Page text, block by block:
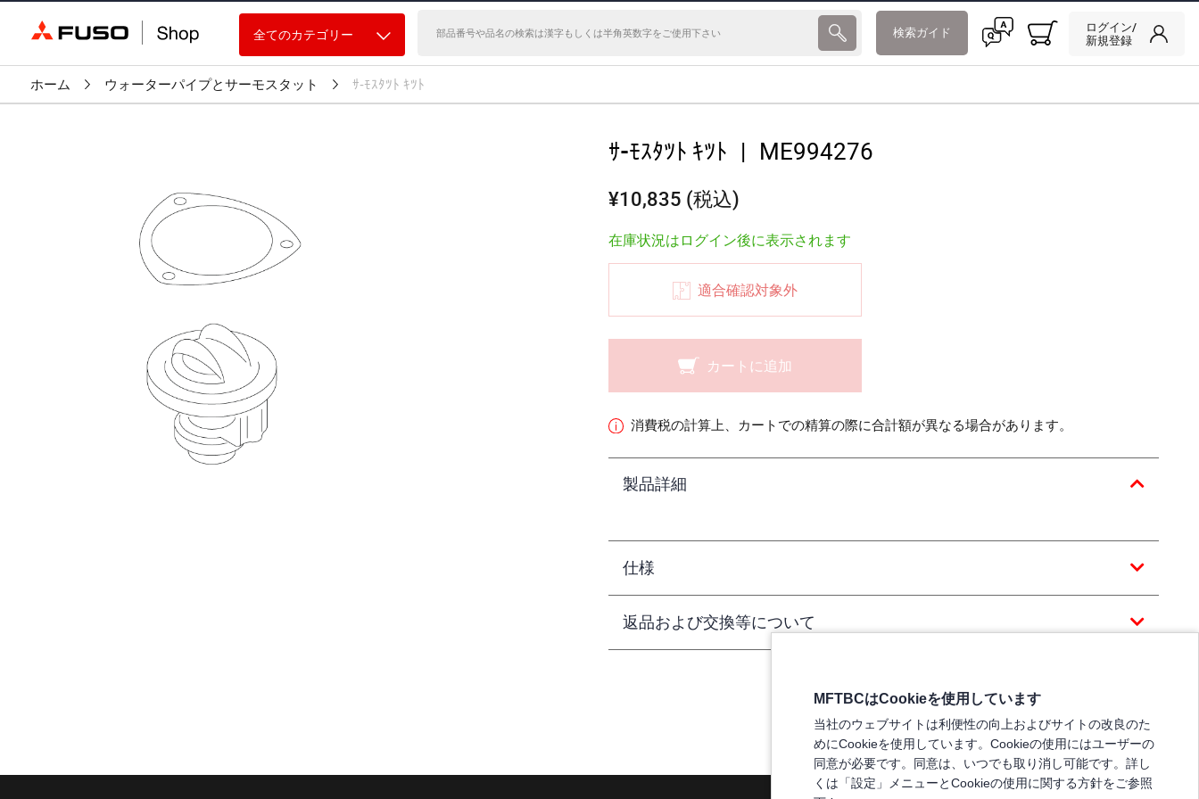
全てのカテゴリー 検索ガイド
ログイン/
新規登録
ホーム ウォーターパイプとサーモスタット ｻ-ﾓｽﾀﾂﾄ ｷﾂﾄ
ｻ-ﾓｽﾀﾂﾄ ｷﾂﾄ | ME994276
¥10,835 (税込)
在庫状況はログイン後に表示されます
適合確認対象外
カートに追加
消費税の計算上、カートでの精算の際に合計額が異なる場合があります。
製品詳細
仕様
返品および交換等について
MFTBCはCookieを使用しています
当社のウェブサイトは利便性の向上およびサイトの改良のた
めにCookieを使用しています。Cookieの使用にはユーザーの
同意が必要です。同意は、いつでも取り消し可能です。詳し
くは「設定」メニューとCookieの使用に関する方針をご参照